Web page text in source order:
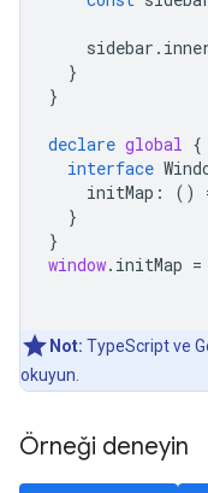
sidebar .
}
}
declare global {
interface
initMap : ()
}
}
window. initMap =
Not: TypeScript ve
okuyun.
Örneği deneyin